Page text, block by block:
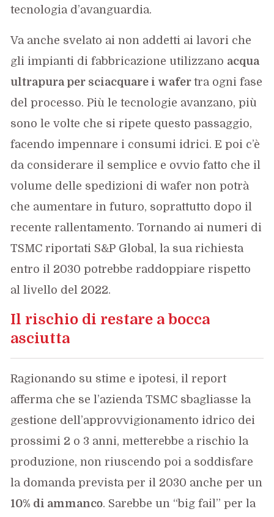
tecnologia d’avanguardia.
Va anche svelato ai non addetti ai lavori che
gli impianti di fabbricazione utilizzano acqua
ultrapura per sciacquare i wafertra ogni fase
del processo. Più le tecnologie avanzano, più
sono le volte che si ripete questo passaggio,
facendo impennare i consumi idrici. E poi c’è
da considerare il semplice e ovvio fatto che il
volume delle spedizioni di wafer non potrà
che aumentare in futuro, soprattutto dopo il
recente rallentamento. Tornando ai numeri di
TSMC riportati S&P Global, la sua richiesta
entro il 2030 potrebbe raddoppiare rispetto
al livello del 2022.
Il rischio di restare a bocca
asciutta
Ragionando su stime e ipotesi, il report
afferma che se l’azienda TSMC sbagliasse la
gestione dell’approvvigionamento idrico dei
prossimi 2 o 3 anni, metterebbe a rischio la
produzione, non riuscendo poi a soddisfare
la domanda prevista per il 2030 anche per un
10% di ammanco. Sarebbe un “big fail” per la